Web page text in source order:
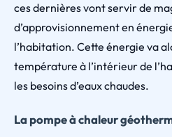
ces dernières vont servir de
d’approvisionnement en
l’habitation. Cette énergie va
température à l’intérieur de
les besoins d’eaux chaudes.
La pompe à chaleur